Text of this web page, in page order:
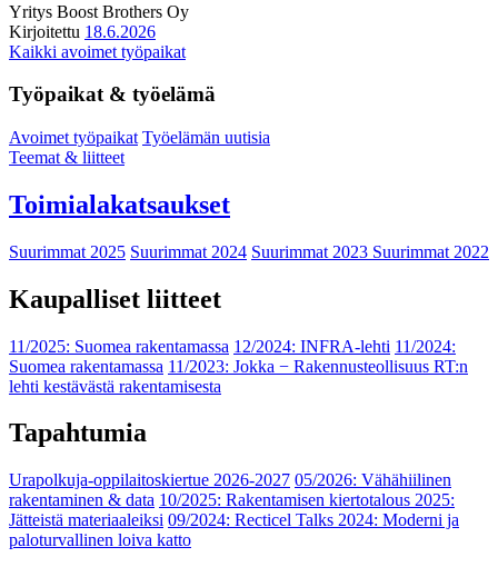
Yritys Boost Brothers Oy
Kirjoitettu 18.6.2026
Kaikki avoimet työpaikat
Työpaikat & työelämä
Avoimet työpaikat Työelämän uutisia
Teemat & liitteet
Toimialakatsaukset
Suurimmat 2025 Suurimmat 2024 Suurimmat 2023 Suurimmat 2022
Kaupalliset liitteet
11/2025: Suomea rakentamassa 12/2024: INFRA-lehti 11/2024:
Suomea rakentamassa 11/2023: Jokka − Rakennusteollisuus RT:n
lehti kestävästä rakentamisesta
Tapahtumia
Urapolkuja-oppilaitoskiertue 2026-2027 05/2026: Vähähiilinen
rakentaminen & data 10/2025: Rakentamisen kiertotalous 2025:
Jätteistä materiaaleiksi 09/2024: Recticel Talks 2024: Moderni ja
paloturvallinen loiva katto